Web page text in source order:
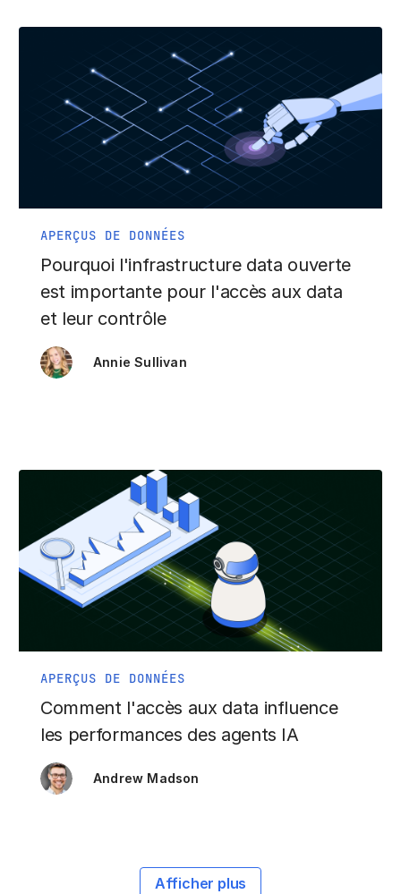
APERÇUS DE DONNÉES
Pourquoi l'infrastructure data ouverte
est importante pour l'accès aux data
et leur contrôle
Annie Sullivan
APERÇUS DE DONNÉES
Comment l'accès aux data influence
les performances des agents IA
Andrew Madson
Afficher plus